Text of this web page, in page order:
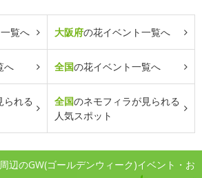
覧へ 大阪府の花イベント一覧へ
へ 全国の花イベント一覧へ
られる
全国のネモフィラが見られる
人気スポット
辺のGW(ゴールデンウィーク)イベント・お